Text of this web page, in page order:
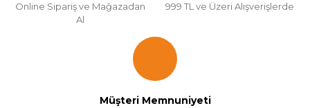
Online Sipariş ve Mağazadan
Al
999 TL ve Üzeri Alışverişlerde
Müşteri Memnuniyeti